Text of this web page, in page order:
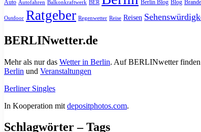
Auto Autofahren Balkonkraftwerk BER Berlin Blog Blog
Outdoor Ratgeber Regenwetter Reise Reisen
BERLINwetter.de
Mehr als nur das Wetter in Berlin. Auf BERLINwetter finden
Berlin und Veranstaltungen
Berliner Singles
In Kooperation mit depositphotos.com.
Schlagwörter – Tags